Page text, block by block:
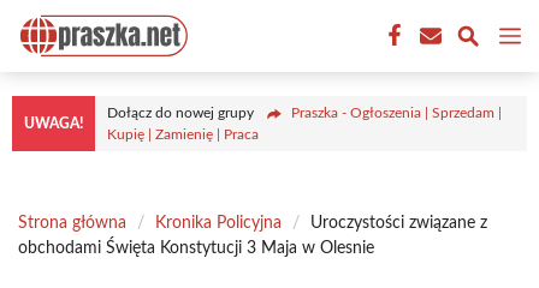
Przejdź
treści
UWAGA!
Dołącz do nowej grupy
Praszka - Ogłoszenia | Sprzedam |
Kupię | Zamienię | Praca
Strona główna / Kronika Policyjna /
Uroczystości związane z
obchodami Święta Konstytucji 3 Maja w Olesnie